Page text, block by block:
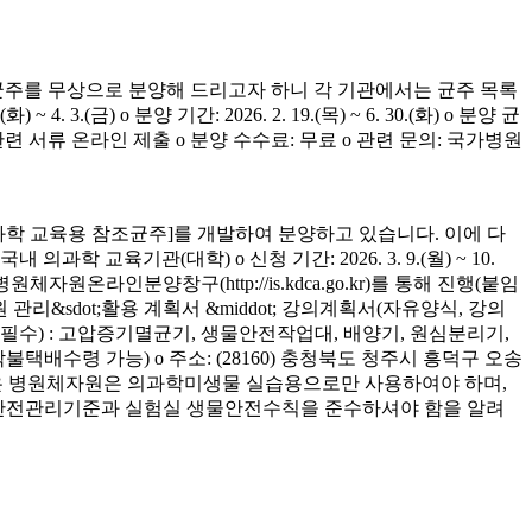
를 무상으로 분양해 드리고자 하니 각 기관에서는 균주 목록
~ 4. 3.(금) o 분양 기간: 2026. 2. 19.(목) ~ 6. 30.(화) o 분양 균
서류 온라인 제출 o 분양 수수료: 무료 o 관련 문의: 국가병원
교육용 참조균주]를 개발하여 분양하고 있습니다. 이에 다
의과학 교육기관(대학) o 신청 기간: 2026. 3. 9.(월) ~ 10.
체자원온라인분양창구(http://is.kdca.go.kr)를 통해 진행(붙임
리&sdot;활용 계획서 &middot; 강의계획서(자유양식, 강의
수) : 고압증기멸균기, 생물안전작업대, 배양기, 원심분리기,
택배수령 가능) o 주소: (28160) 충청북도 청주시 흥덕구 오송
원체자원은 의과학미생물 실습용으로만 사용하여야 하며,
관리기준과 실험실 생물안전수칙을 준수하셔야 함을 알려